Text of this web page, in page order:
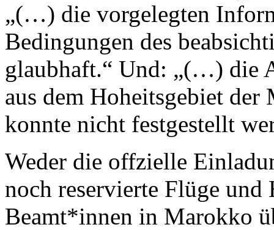
„(…) die vorgelegten
Bedingungen des
glaubhaft.“ Und: „(…) die
aus dem Hoheitsgebiet der
konnte nicht festgestellt
Weder die offzielle
noch reservierte Flüge und
Beamt*innen in Marokko